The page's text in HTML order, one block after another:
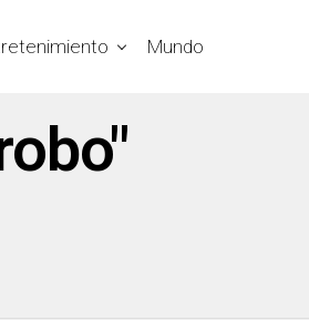
Mundo